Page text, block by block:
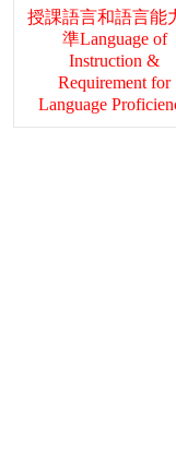
授課語言和語言能
準Language of
Instruction &
Requirement for
Language